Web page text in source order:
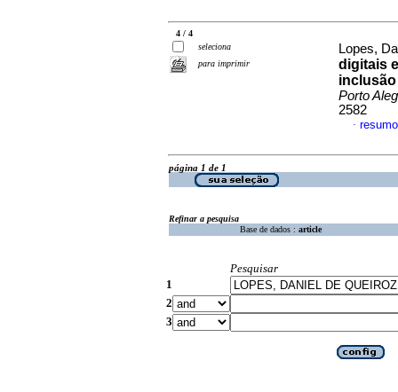
4 / 4
seleciona
para imprimir
Lopes,
digitais
Porto
2582
·
página 1 de 1
Refinar a pesquisa
Base de dados : article
Pesquisar
1
2
3